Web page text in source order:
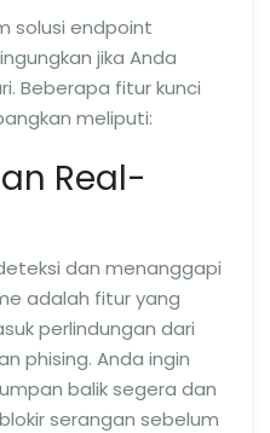
solusi endpoint
jika Anda
Beberapa fitur kunci
meliputi:
Real-
dan menanggapi
adalah fitur yang
perlindungan dari
phising. Anda ingin
balik segera dan
serangan sebelum